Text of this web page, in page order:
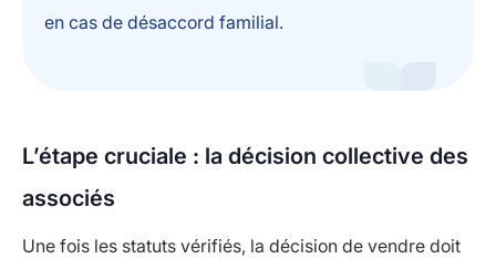
en cas de désaccord familial.
L’étape cruciale : la décision collective des
associés
Une fois les statuts vérifiés, la décision de vendre doit